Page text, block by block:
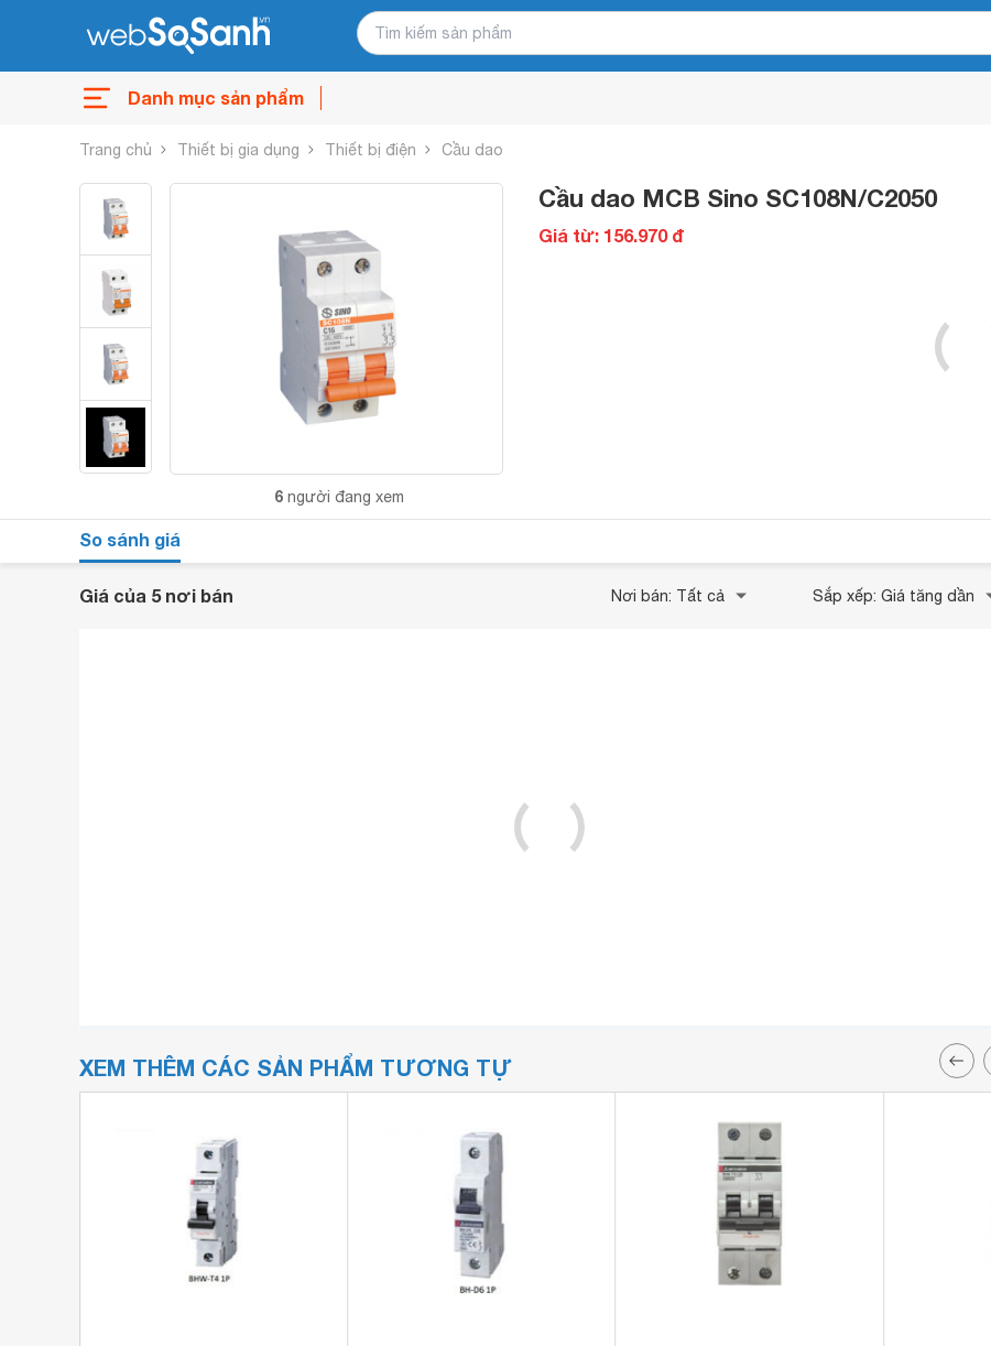
Danh mục sản phẩm
Trang chủ Thiết bị gia dụng Thiết bị điện Cầu dao
6 người đang xem
Cầu dao MCB Sino SC108N/C2050
Giá từ: 156.970 đ
So sánh giá
Giá của 5 nơi bán Nơi bán: Tất cả Sắp xếp: Giá tăng dần
XEM THÊM CÁC SẢN PHẨM TƯƠNG TỰ